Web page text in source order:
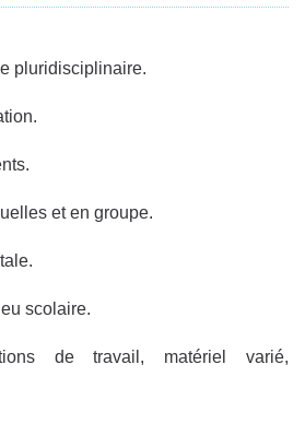
pluridisciplinaire.
et en groupe.
scolaire.
de travail, matériel varié,